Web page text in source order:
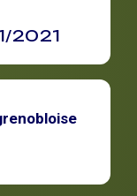
2021